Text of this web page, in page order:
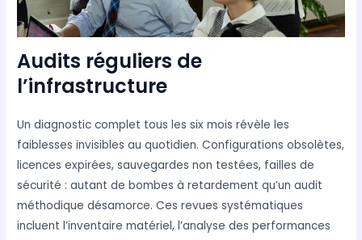
Audits réguliers de
l’infrastructure
Un diagnostic complet tous les six mois révèle les
faiblesses invisibles au quotidien. Configurations obsolètes,
licences expirées, sauvegardes non testées, failles de
sécurité : autant de bombes à retardement qu’un audit
méthodique désamorce. Ces revues systématiques
incluent l’inventaire matériel, l’analyse des performances